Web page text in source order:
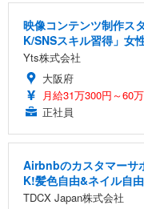
映像コンテンツ制作ス
K/SNSスキル習得」女
Yts株式会社
大阪府
月給31万300円～60
正社員
Airbnbのカスタマーサ
K!髪色自由&ネイル自由
TDCX Japan株式会社